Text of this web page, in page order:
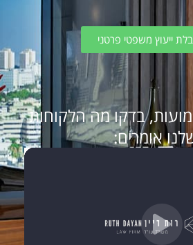
ייעוץ משפטי פרטני
בדקו מה הלקוחות
אומרים: